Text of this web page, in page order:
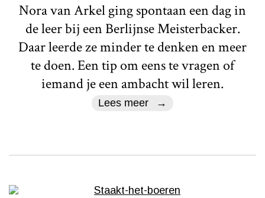
Nora van Arkel ging spontaan een dag in
de leer bij een Berlijnse Meisterbacker.
Daar leerde ze minder te denken en meer
te doen. Een tip om eens te vragen of
iemand je een ambacht wil leren.
Lees meer